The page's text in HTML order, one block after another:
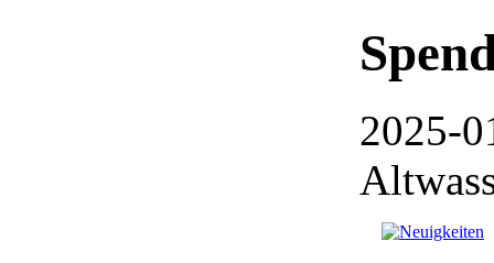
2025-